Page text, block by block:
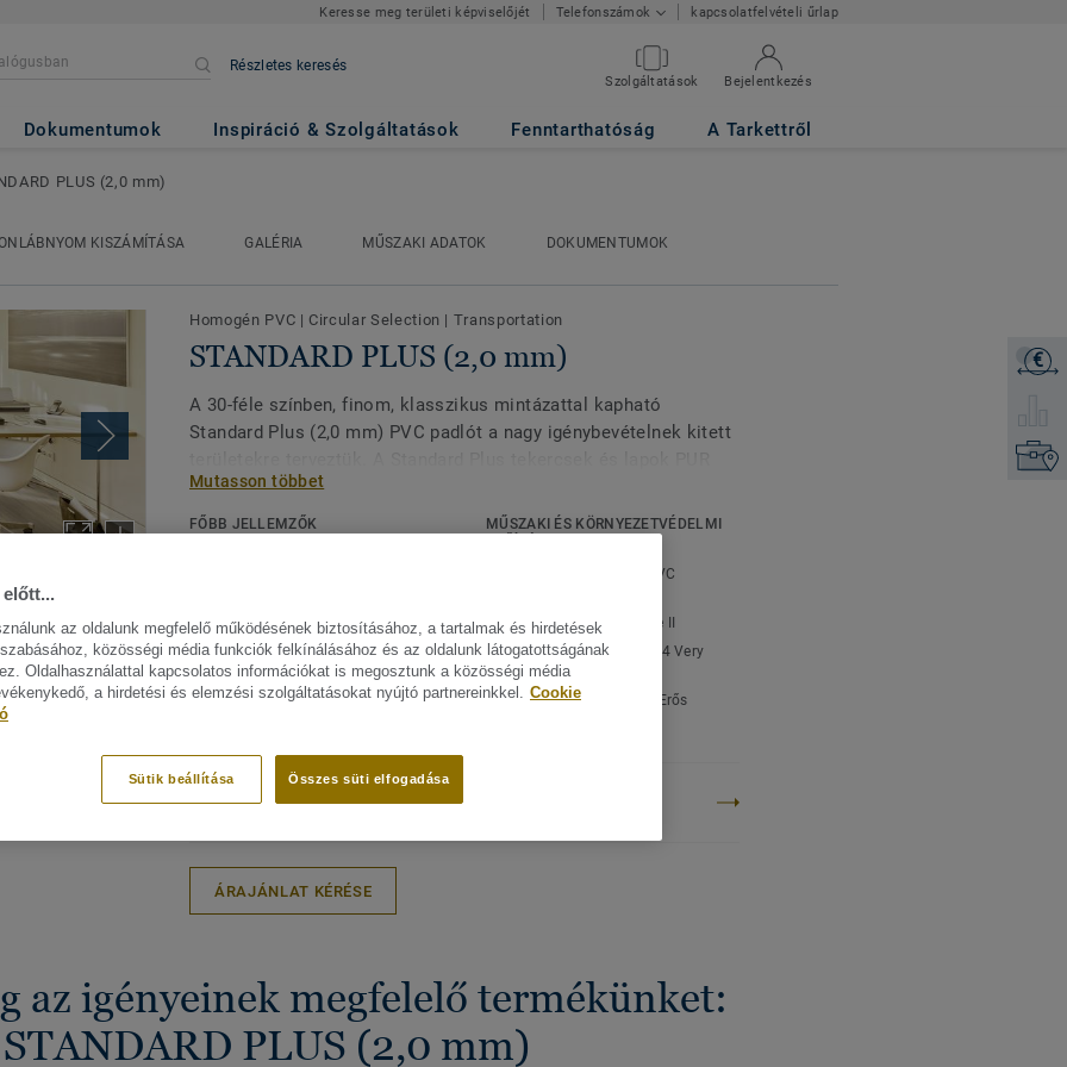
Keresse meg területi képviselőjét Telefonszámok kapcsolatfelvételi űrlap
Részletes keresés
Szolgáltatások Bejelentkezés
Dokumentumok Inspiráció & Szolgáltatások Fenntarthatóság A Tarkettről
(2,0 mm)
€
PLUS (2,0 mm)
KISZÁMÍTÁSA GALÉRIA MŰSZAKI ADATOK
DOKUMENTUMOK
megtekitése. (30)
Homogén PVC | Circular Selection | Transportation
STANDARD PLUS (2,0 mm)
A 30-féle színben, finom, klasszikus mintázattal kapható
Standard Plus (2,0 mm) PVC padlót a nagy igénybevételnek kitett
felületkezelést kapnak a nagyobb védelem és a könnyebb
karbantartás érdekében. Ideális az egészségügyi, idősgondozási,
Mutasson többet
FŐBB JELLEMZŐK
Kiváló ár-érték arány
Könnyen tisztítható és
karbantartható
MŰSZAKI ÉS KÖRNYEZETVÉDELMI
Homogén PVC
Kötőanyag-tartalom:
Type II
Kereskedelmi besorolás:
34 Very
Heavy
Intézményi besorolás:
43 Erős
2
ÁRAJÁNLAT KÉRÉSE
az igényeinek megfelelő termékünket:
STANDARD PLUS (2,0 mm)
előtt...
az oldalunk megfelelő működésének biztosításához, a tartalmak és hirdetések
közösségi média funkciók felkínálásához és az oldalunk látogatottságának
Oldalhasználattal kapcsolatos információkat is megosztunk a közösségi média
a hirdetési és elemzési szolgáltatásokat nyújtó partnereinkkel. Cookie
Összes süti elfogadása
Sütik beállítása